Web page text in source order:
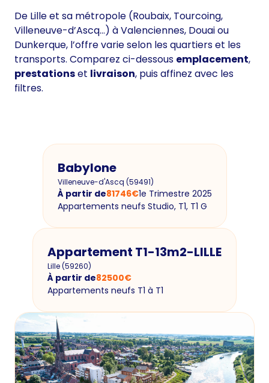
De Lille et sa métropole (Roubaix, Tourcoing,
Villeneuve-d’Ascq…) à Valenciennes, Douai ou
Dunkerque, l’offre varie selon les quartiers et les
transports. Comparez ci-dessous emplacement,
prestationset livraison, puis affinez avec les
filtres.
Babylone
Villeneuve-d'Ascq (59491)
À partir de81746€1e Trimestre 2025
Appartements neufs Studio, T1, T1 G
Appartement T1-13m2-LILLE
Lille(59260)
À partir de82500€
Appartements neufs T1 à T1